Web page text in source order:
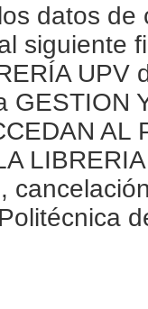
datos
siguiente
GESTION
AL